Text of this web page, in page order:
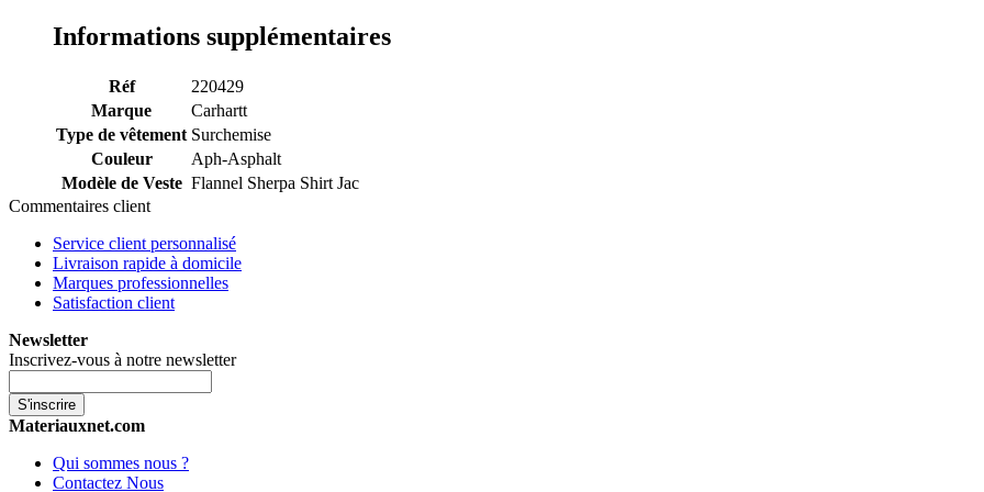
Informations supplémentaires
Réf
220429
Marque
Carhartt
Type de vêtement Surchemise
Couleur
Aph-Asphalt
Modèle de Veste Flannel Sherpa Shirt Jac
Commentaires client
Service client personnalisé
Livraison rapide à domicile
Marques professionnelles
Satisfaction client
Newsletter
Inscrivez-vous à notre newsletter
S'inscrire
Materiauxnet.com
Qui sommes nous ?
Contactez Nous